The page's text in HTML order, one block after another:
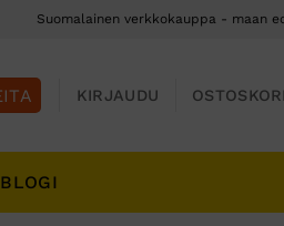
Suomalainen verkkokauppa - maan
KIRJAUDU
BLOGI